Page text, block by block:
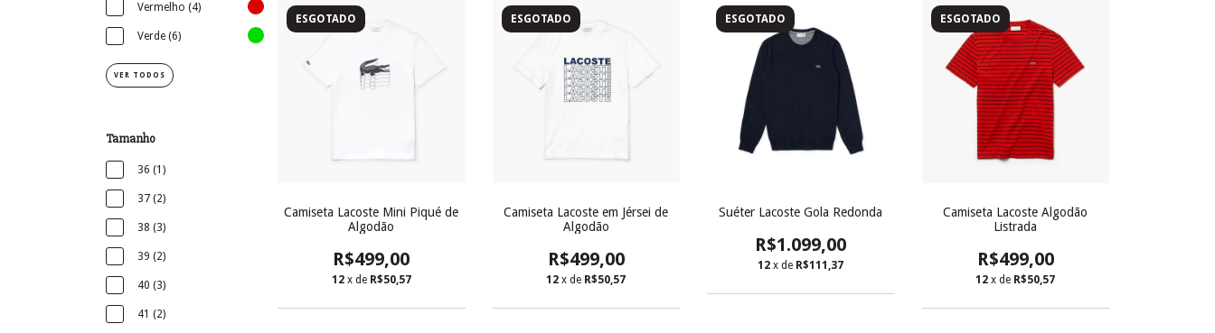
Vermelho (4)
Verde (6)
VER TODOS
Tamanho
36 (1)
37 (2)
38 (3)
39 (2)
40 (3)
41 (2)
ESGOTADO
Camiseta Lacoste Mini Piqué de
Algodão
R$499,00
12 x de R$50,57
ESGOTADO
Camiseta Lacoste em Jérsei de
Algodão
R$499,00
12 x de R$50,57
ESGOTADO
Suéter Lacoste Gola Redonda
R$1.099,00
12 x de R$111,37
ESGOTADO
Camiseta Lacoste Algodão
Listrada
R$499,00
12 x de R$50,57